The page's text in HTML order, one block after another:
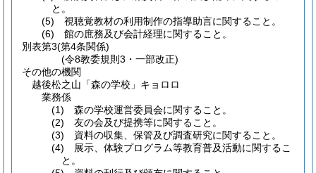
と。
(5) 視聴覚教材の利用制作の指導助言に関すること。
(6) 館の庶務及び会計経理に関すること。
別表第3(第4条関係)
(令8教委規則3・一部改正)
その他の機関
越後松之山「森の学校」キョロロ
業務係
(1) 森の学校運営委員会に関すること。
(2) 友の会及び提携等に関すること。
(3) 資料の収集、保管及び調査研究に関すること。
(4) 展示、体験プログラム等教育普及活動に関するこ
と。